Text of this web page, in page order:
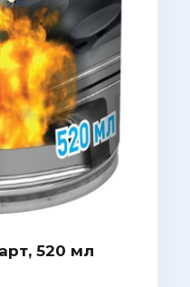
520 мл